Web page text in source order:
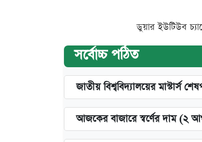
ডুয়ার ইউটিউব
সর্বোচ্চ পঠিত
জাতীয় বিশ্ববিদ্যালয়ের মাস্টার্স
আজকের বাজারে স্বর্ণের দাম (২